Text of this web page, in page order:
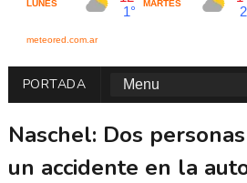
PORTADA
Naschel: Dos
un accidente en la